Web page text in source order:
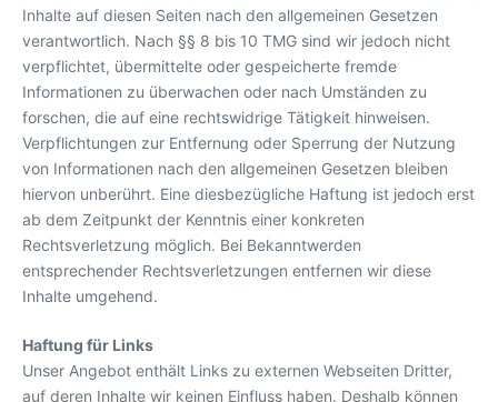
Inhalte auf diesen Seiten nach den allgemeinen Gesetzen
verantwortlich. Nach §§ 8 bis 10 TMG sind wir jedoch nicht
verpflichtet, übermittelte oder gespeicherte fremde
Informationen zu überwachen oder nach Umständen zu
forschen, die auf eine rechtswidrige Tätigkeit hinweisen.
Verpflichtungen zur Entfernung oder Sperrung der Nutzung
von Informationen nach den allgemeinen Gesetzen bleiben
hiervon unberührt. Eine diesbezügliche Haftung ist jedoch erst
ab dem Zeitpunkt der Kenntnis einer konkreten
Rechtsverletzung möglich. Bei Bekanntwerden
entsprechender Rechtsverletzungen entfernen wir diese
Inhalte umgehend.
Haftung für Links
Unser Angebot enthält Links zu externen Webseiten Dritter,
auf deren Inhalte wir keinen Einfluss haben. Deshalb können